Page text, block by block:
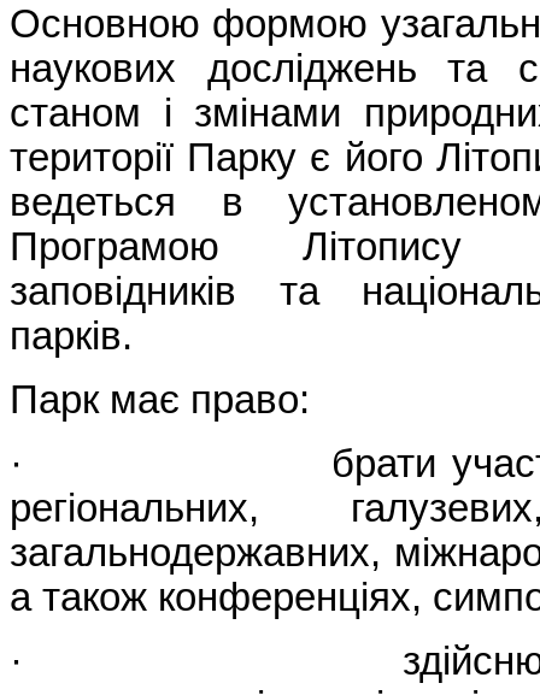
Основною формою
наукових досліджень та
станом і змінами
території Парку є його
ведеться в
Програмою Літопису
заповідників та
парків.
Парк має право:
· брати участь в
регіональних,
загальнодержавних,
а також конференціях,
· здійснювати